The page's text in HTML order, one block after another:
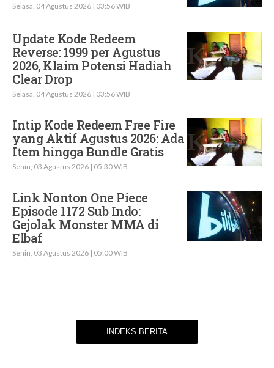
Selasa, 04 Agustus 2026 | 03:56 WIB
Update Kode Redeem
Reverse: 1999 per Agustus
2026, Klaim Potensi Hadiah
Clear Drop
Selasa, 04 Agustus 2026 | 03:56 WIB
Intip Kode Redeem Free Fire
yang Aktif Agustus 2026: Ada
Item hingga Bundle Gratis
Senin, 03 Agustus 2026 | 05:30 WIB
Link Nonton One Piece
Episode 1172 Sub Indo:
Gejolak Monster MMA di
Elbaf
Senin, 03 Agustus 2026 | 05:00 WIB
INDEKS BERITA